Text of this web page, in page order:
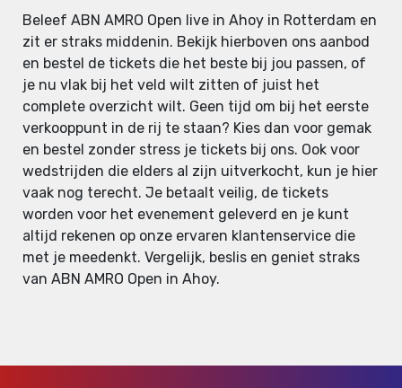
Beleef ABN AMRO Open live in Ahoy in Rotterdam en
zit er straks middenin. Bekijk hierboven ons aanbod
en bestel de tickets die het beste bij jou passen, of
je nu vlak bij het veld wilt zitten of juist het
complete overzicht wilt. Geen tijd om bij het eerste
verkooppunt in de rij te staan? Kies dan voor gemak
en bestel zonder stress je tickets bij ons. Ook voor
wedstrijden die elders al zijn uitverkocht, kun je hier
vaak nog terecht. Je betaalt veilig, de tickets
worden voor het evenement geleverd en je kunt
altijd rekenen op onze ervaren klantenservice die
met je meedenkt. Vergelijk, beslis en geniet straks
van ABN AMRO Open in Ahoy.